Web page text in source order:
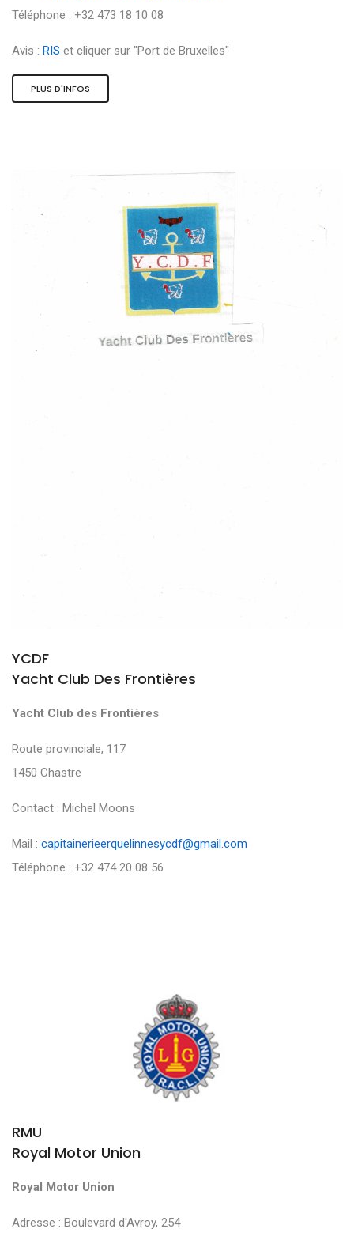
Téléphone : +32 473 18 10 08
Avis : RIS et cliquer sur "Port de Bruxelles"
PLUS D'INFOS
YCDF
Yacht Club Des Frontières
Yacht Club des Frontières
Route provinciale, 117
1450 Chastre
Contact : Michel Moons
Mail : capitainerieerquelinnesycdf@gmail.com
Téléphone : +32 474 20 08 56
RMU
Royal Motor Union
Royal Motor Union
Adresse : Boulevard d'Avroy, 254